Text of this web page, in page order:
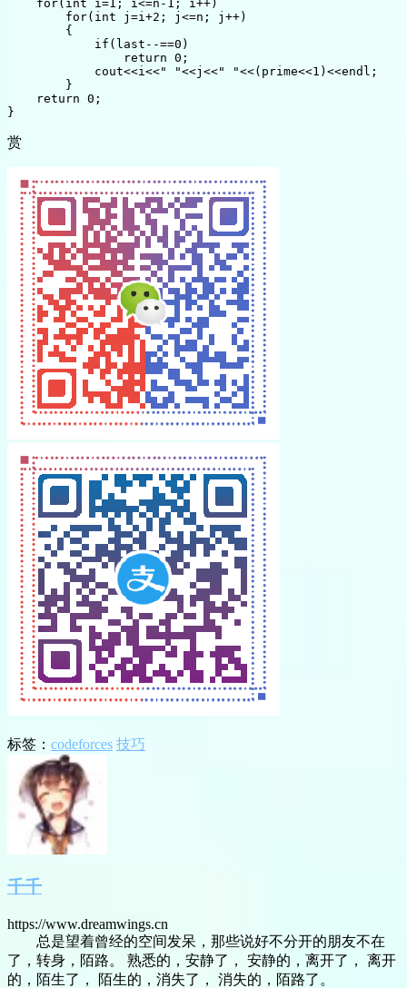
    for(int i=1; i<=n-1; i++)
        for(int j=i+2; j<=n; j++)
        {
            if(last--==0)
                return 0;
            cout<<i<<" "<<j<<" "<<(prime<<1)<<endl;
        }
    return 0;
赏
标签： codeforces 技巧
千千
https://www.dreamwings.cn
总是望着曾经的空间发呆，那些说好不分开的朋友不在
了，转身，陌路。 熟悉的，安静了， 安静的，离开了， 离开
的，陌生了， 陌生的，消失了， 消失的，陌路了。